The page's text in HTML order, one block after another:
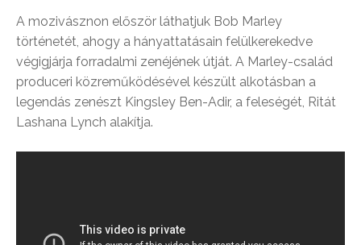
A mozivásznon először láthatjuk Bob Marley
történetét, ahogy a hányattatásain felülkerekedve
végigjárja forradalmi zenéjének útját. A Marley-család
produceri közreműködésével készült alkotásban a
legendás zenészt Kingsley Ben-Adir, a feleségét, Ritát
Lashana Lynch alakítja.